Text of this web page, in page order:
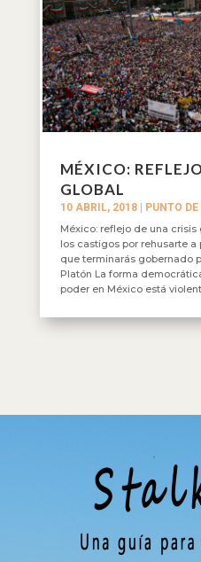
MÉXICO:
GLOBAL
10 ABRIL, 2018|
PUNTO
México: reflejo de una
los castigos por rehusarte
que terminarás gobernado
Platón La forma
poder en México está